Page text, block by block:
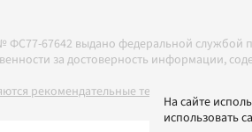
ФС77-67642 выдано федеральной
за достоверность информации,
рекомендательные технологии в
На сайте
использовать